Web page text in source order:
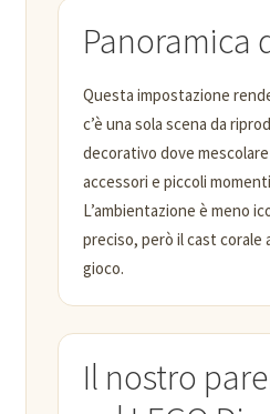
Panoramica
Questa impostazione
c’è una sola scena da
decorativo dove
accessori e piccoli
L’ambientazione è meno
preciso, però il cast corale
gioco.
Il nostro